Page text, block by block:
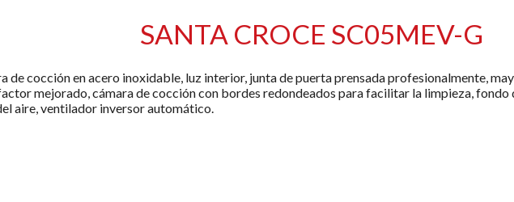
SANTA CROCE SC05MEV-G
de cocción en acero inoxidable, luz interior, junta de puerta prensada profesionalmente,
mejorado, cámara de cocción con bordes redondeados para facilitar la limpieza, fondo
aire, ventilador inversor automático.